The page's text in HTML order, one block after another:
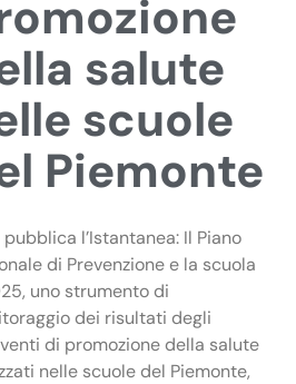
salute
scuole
Piemonte
pubblica l’Istantanea: Il Piano
di Prevenzione e la scuola
uno strumento di
dei risultati degli
di promozione della salute
nelle scuole del Piemonte,